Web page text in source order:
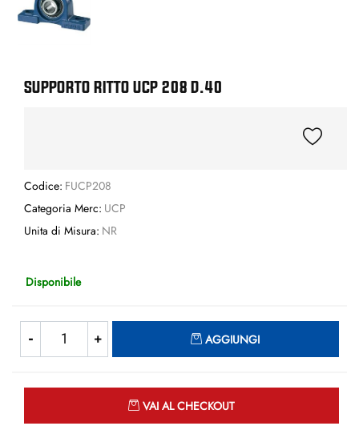
SUPPORTO RITTO UCP 208 D.40
Codice: FUCP208
Categoria Merc: UCP
Unita di Misura: NR
Disponibile
AGGIUNGI
VAI AL CHECKOUT